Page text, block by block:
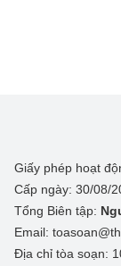
Giấy phép hoạt
Cấp ngày: 30/08/
Tổng Biên tập:
Email:
Địa chỉ tòa soạn: